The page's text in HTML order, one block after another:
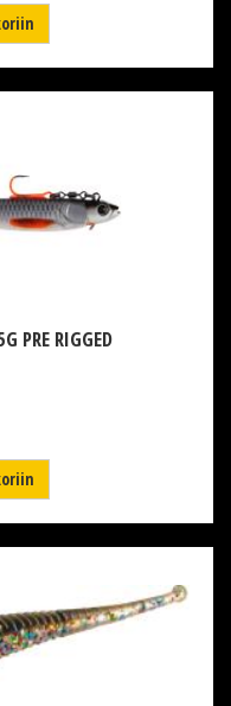
PRE RIGGED